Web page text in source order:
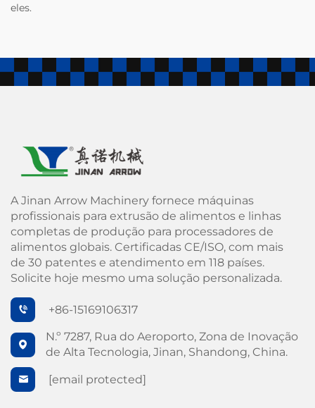
eles.
A Jinan Arrow Machinery fornece máquinas
profissionais para extrusão de alimentos e linhas
completas de produção para processadores de
alimentos globais. Certificadas CE/ISO, com mais
de 30 patentes e atendimento em 118 países.
Solicite hoje mesmo uma solução personalizada.
+86-15169106317
N.º 7287, Rua do Aeroporto, Zona de Inovação
de Alta Tecnologia, Jinan, Shandong, China.
[email protected]